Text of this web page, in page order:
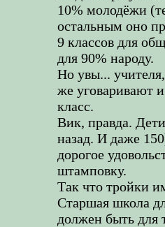
10% молодёжи
остальным оно
9 классов для
для 90% народу.
Но увы...
же уговаривают
класс.
Вик, правда.
назад. И даже
дорогое
штамповку.
Так что тройки
Старшая школа
должен быть для